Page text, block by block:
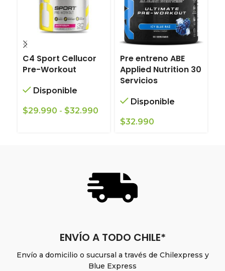
C4 Sport Cellucor
Pre-Workout
Disponible
$29.990 - $32.990
$32.990
Pre entreno ABE
Applied Nutrition 30
Servicios
Disponible
$32.990
ENVÍO A TODO CHILE*
Envío a domicilio o sucursal a través de Chilexpress y
Blue Express